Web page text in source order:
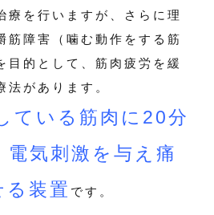
療を行いますが、さらに理
筋障害（噛む動作をする筋
目的として、筋肉疲労を緩
法があります。
ている筋肉に20分
電気刺激を与え痛
る装置 です。